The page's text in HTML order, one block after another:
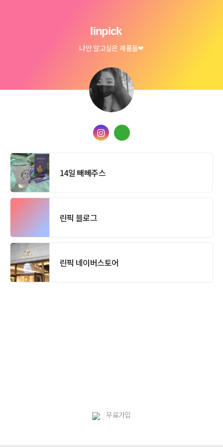
linpick
나만 알고싶은 제품들❤
14일 빼빼주스
린픽 블로그
린픽 네이버스토어
무료가입